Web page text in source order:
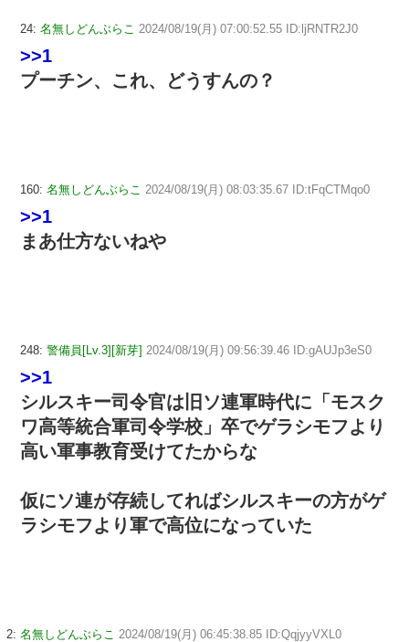
24: 名無しどんぶらこ 2024/08/19(月) 07:00:52.55 ID:ljRNTR2J0
>>1
プーチン、これ、どうすんの？
160: 名無しどんぶらこ 2024/08/19(月) 08:03:35.67 ID:tFqCTMqo0
>>1
まあ仕方ないねや
248: 警備員[Lv.3][新芽] 2024/08/19(月) 09:56:39.46 ID:gAUJp3eS0
>>1
シルスキー司令官は旧ソ連軍時代に「モスク
ワ高等統合軍司令学校」卒でゲラシモフより
高い軍事教育受けてたからな
仮にソ連が存続してればシルスキーの方がゲ
ラシモフより軍で高位になっていた
2: 名無しどんぶらこ 2024/08/19(月) 06:45:38.85 ID:QqjyyVXL0